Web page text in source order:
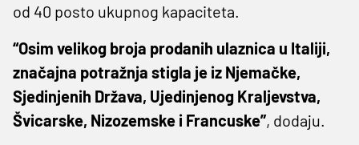
od 40 posto ukupnog kapaciteta.
“Osim velikog broja prodanih ulaznica u Italiji,
značajna potražnja stigla je iz Njemačke,
Sjedinjenih Država, Ujedinjenog Kraljevstva,
Švicarske, Nizozemske i Francuske”, dodaju.